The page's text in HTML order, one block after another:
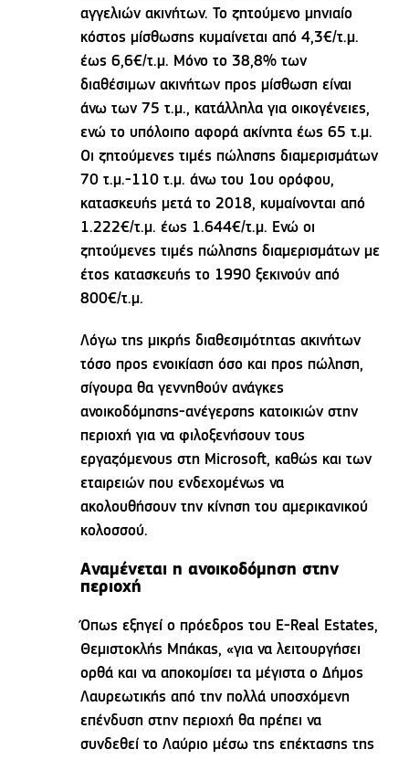
αγγελιών ακινήτων. Το ζητούμενο μηνιαίο
κόστος μίσθωσης κυμαίνεται από 4,3€/τ.μ.
έως 6,6€/τ.μ. Μόνο το 38,8% των
διαθέσιμων ακινήτων προς μίσθωση είναι
άνω των 75 τ.μ., κατάλληλα για οικογένειες,
ενώ το υπόλοιπο αφορά ακίνητα έως 65 τ.μ.
Οι ζητούμενες τιμές πώλησης διαμερισμάτων
70 τ.μ.-110 τ.μ. άνω του 1ου ορόφου,
κατασκευής μετά το 2018, κυμαίνονται από
1.222€/τ.μ. έως 1.644€/τ.μ. Ενώ οι
ζητούμενες τιμές πώλησης διαμερισμάτων με
έτος κατασκευής το 1990 ξεκινούν από
800€/τ.μ.
Λόγω της μικρής διαθεσιμότητας ακινήτων
τόσο προς ενοικίαση όσο και προς πώληση,
σίγουρα θα γεννηθούν ανάγκες
ανοικοδόμησης-ανέγερσης κατοικιών στην
περιοχή για να φιλοξενήσουν τους
εργαζόμενους στη Microsoft, καθώς και των
εταιρειών που ενδεχομένως να
ακολουθήσουν την κίνηση του αμερικανικού
κολοσσού.
Αναμένεται η ανοικοδόμηση στην
περιοχή
Όπως εξηγεί ο πρόεδρος του E-Real Estates,
Θεμιστοκλής Μπάκας, «για να λειτουργήσει
ορθά και να αποκομίσει τα μέγιστα ο Δήμος
Λαυρεωτικής από την πολλά υποσχόμενη
επένδυση στην περιοχή θα πρέπει να
συνδεθεί το Λαύριο μέσω της επέκτασης της